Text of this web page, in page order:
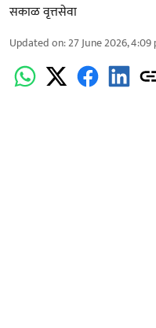
सकाळ वृत्तसेवा
Updated on:27 June 2026, 4:09